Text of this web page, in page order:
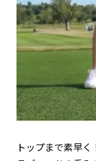
トップまで素早